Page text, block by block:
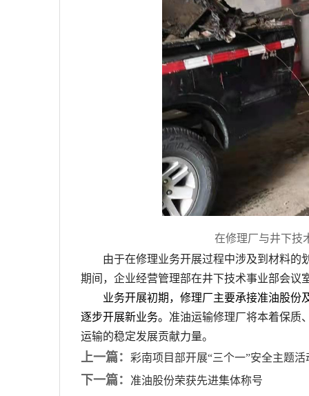
在修理厂与井下技
由于在修理业务开展过程中涉及到材料的
期间，企业经营管理部在井下技术事业部会议
业务开展初期，修理厂主要承接准油股份
逐步开展新业务。 准油运输修理厂将本着保质
运输的稳定发展贡献力量。
上一篇： 彩南项目部开展“三个一”安全主题活
下一篇： 准油股份荣获先进集体称号